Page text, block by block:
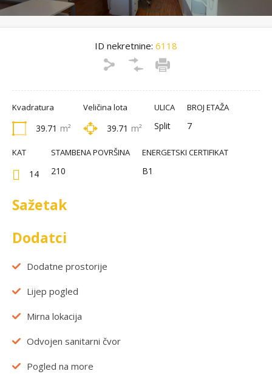
ID nekretnine: 6118
Kvadratura
39.71 m²
Veličina lota
39.71 m²
ULICA
Split
BROJ ETAŽA
7
KAT
14
STAMBENA POVRŠINA
210
ENERGETSKI CERTIFIKAT
B1
Sažetak
Dodatci
Dodatne prostorije
Lijep pogled
Mirna lokacija
Odvojen sanitarni čvor
Pogled na more